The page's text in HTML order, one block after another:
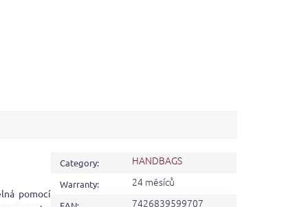
pomocí
Category: HANDBAGS
Warranty: 24 měsíců
7426839599707